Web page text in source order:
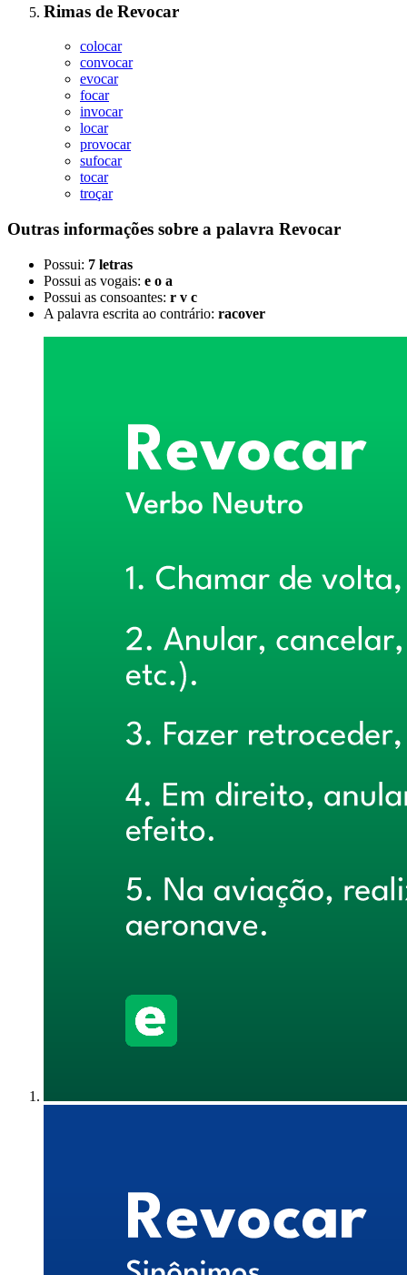
Rimas de Revocar
colocar
convocar
evocar
focar
invocar
locar
provocar
sufocar
tocar
troçar
Outras informações sobre a palavra Revocar
Possui: 7 letras
Possui as vogais: e o a
Possui as consoantes: r v c
A palavra escrita ao contrário: racover